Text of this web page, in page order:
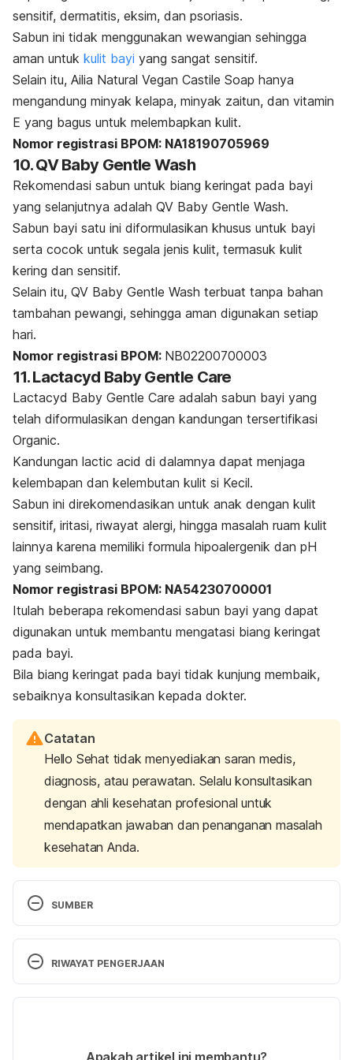
sensitif, dermatitis, eksim, dan psoriasis.
Sabun ini tidak menggunakan wewangian sehingga
aman untuk kulit bayi yang sangat sensitif.
Selain itu, Ailia Natural Vegan Castile Soap hanya
mengandung minyak kelapa, minyak zaitun, dan vitamin
E yang bagus untuk melembapkan kulit.
Nomor registrasi BPOM: NA18190705969
10. QV Baby Gentle Wash
Rekomendasi sabun untuk biang keringat pada bayi
yang selanjutnya adalah QV Baby Gentle Wash.
Sabun bayi satu ini diformulasikan khusus untuk bayi
serta cocok untuk segala jenis kulit, termasuk kulit
kering dan sensitif.
Selain itu, QV Baby Gentle Wash terbuat tanpa bahan
tambahan pewangi, sehingga aman digunakan setiap
hari.
Nomor registrasi BPOM: NB02200700003
11. Lactacyd Baby Gentle Care
Lactacyd Baby Gentle Care adalah sabun bayi yang
telah diformulasikan dengan kandungan tersertifikasi
Organic.
Kandungan lactic acid di dalamnya dapat menjaga
kelembapan dan kelembutan kulit si Kecil.
Sabun ini direkomendasikan untuk anak dengan kulit
sensitif, iritasi, riwayat alergi, hingga masalah ruam kulit
lainnya karena memiliki formula hipoalergenik dan pH
yang seimbang.
Nomor registrasi BPOM: NA54230700001
Itulah beberapa rekomendasi sabun bayi yang dapat
digunakan untuk membantu mengatasi biang keringat
pada bayi.
Bila biang keringat pada bayi tidak kunjung membaik,
sebaiknya konsultasikan kepada dokter.
Catatan
Hello Sehat tidak menyediakan saran medis,
diagnosis, atau perawatan. Selalu konsultasikan
dengan ahli kesehatan profesional untuk
mendapatkan jawaban dan penanganan masalah
kesehatan Anda.
SUMBER
Heat rash. (n.d.). Retrieved 23 April 2024, from
https://www.mayoclinic.org/diseases-
conditions/heat-rash/symptoms-causes/syc-
https://www.healthdirect.gov.au/heat-rash
RIWAYAT PENGERJAAN
Ditulis oleh Putri Ica Widia Sari